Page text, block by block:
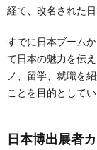
経て、改名された日
すでに日本ブーム
て日本の魅力を伝
ノ、留学、就職を
ことを目的としてい
日本博出展者